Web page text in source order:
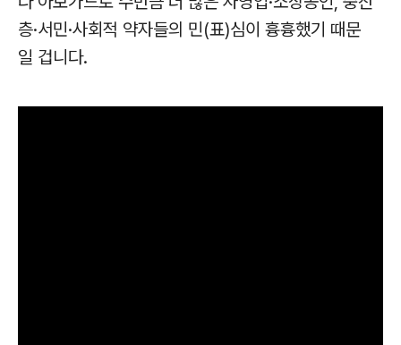
층·서민·사회적 약자들의 민(표)심이 흉흉했기 때문
일 겁니다.